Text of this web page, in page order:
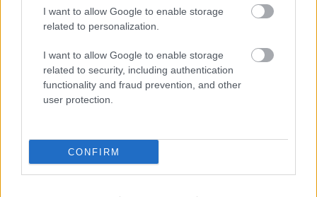
I want to allow Google to enable storage
related to personalization.
I want to allow Google to enable storage
related to security, including authentication
functionality and fraud prevention, and other
user protection.
CONFIRM
Asseco Resovia| Developres Rzeszów |ITA TOOLS Stal Mielec
Cellfast Wilki Krosno| Texom Stal Rzeszów|Stal Mielec
Motor Lublin|Stal Rzeszów| Stal Stalowa Wola|Wisła Kraków
Resovia|Wieczysta Kraków
Mecze dziś Wyniki LIVE Transmisje